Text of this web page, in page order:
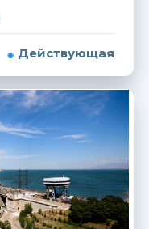
Действующая